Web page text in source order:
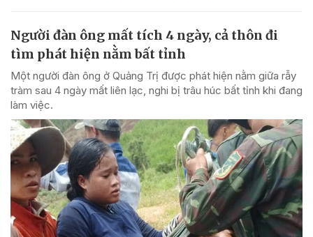
Người đàn ông mất tích 4 ngày, cả thôn đi
tìm phát hiện nằm bất tỉnh
Một người đàn ông ở Quảng Trị được phát hiện nằm giữa rẫy
tràm sau 4 ngày mất liên lạc, nghi bị trâu húc bất tỉnh khi đang
làm việc.